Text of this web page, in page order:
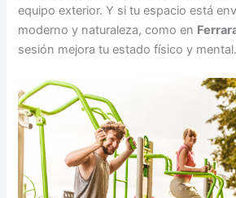
equipo exterior. Y si tu espacio está
moderno y naturaleza, como en
sesión mejora tu estado físico y mental.